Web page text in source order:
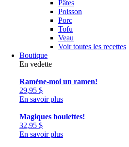
Pâtes
Poisson
Porc
Tofu
Veau
Voir toutes les recettes
Boutique
En vedette
Ramène-moi un ramen!
29,95 $
En savoir plus
Magiques boulettes!
32,95 $
En savoir plus